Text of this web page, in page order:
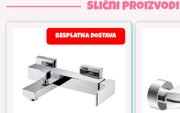
Slični proizvodi
BESPLATNA DOSTAVA